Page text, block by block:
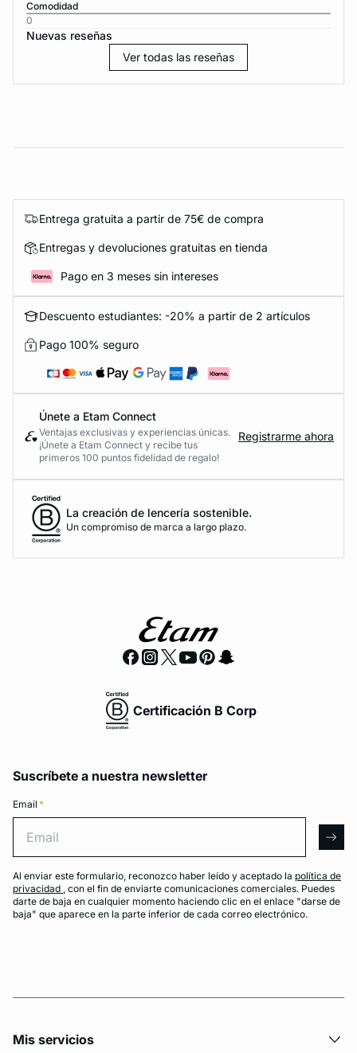
Comodidad
0
Nuevas reseñas
Ver todas las reseñas
Entrega gratuita a partir de 75€ de compra
Entregas y devoluciones gratuitas en tienda
Pago en 3 meses sin intereses
Descuento estudiantes: -20% a partir de 2 artículos
Pago 100% seguro
Únete a Etam Connect
Ventajas exclusivas y experiencias únicas.
¡Únete a Etam Connect y recibe tus
primeros 100 puntos fidelidad de regalo!
Registrarme ahora
La creación de lencería sostenible.
Un compromiso de marca a largo plazo.
Certificación B Corp
Suscríbete a nuestra newsletter
Email *
Al enviar este formulario, reconozco haber leído y aceptado la política de
privacidad , con el fin de enviarte comunicaciones comerciales. Puedes
darte de baja en cualquier momento haciendo clic en el enlace "darse de
baja" que aparece en la parte inferior de cada correo electrónico.
Mis servicios